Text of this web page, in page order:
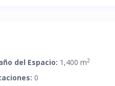
del Espacio: 1,400 m2
0